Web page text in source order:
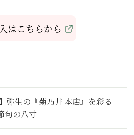
はこちらから
弥生の『菊乃井 本店』を彩る
句の八寸